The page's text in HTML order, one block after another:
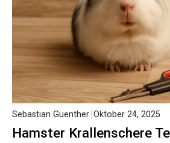
Hamster Krallenschere
Sebastian Guenther Oktober 24, 2025